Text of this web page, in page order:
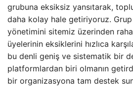
grubuna eksiksiz yansıtarak,
daha kolay hale getiriyoruz.
yönetimini sitemiz üzerinden
üyelerinin eksiklerini hızlıca
bu denli geniş ve sistematik bir
platformlardan biri olmanın
bir organizasyona tam destek